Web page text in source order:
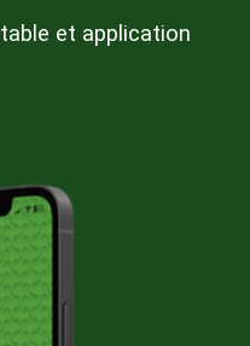
et application